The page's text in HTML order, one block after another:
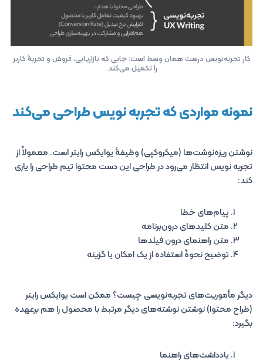
کار تجربه‌نویس درست همان وسط است: جایی که بازاریابی، فروش و تجربۀ کاربر
را تکمیل می‌کند.
نمونه مواردی که تجربه نویس طراحی می‌کند
نوشتن ریزه‌نوشت‌ها (میکروکپی) وظیفۀ یوایکس رایتر است. معمولاً از
تجربه نویس انتظار می‌رود در طراحی این دست محتوا تیم طراحی را یاری
کند:
پیام‌های خطا
متن کلیدهای درون‌برنامه
متن راهنمای درون فیلدها
توضیح نحوۀ استفاده از یک امکان یا گزینه
دیگر مأموریت‌های تجربه‌نویسی چیست؟ ممکن است یوایکس رایتر
(طراح محتوا) نوشتن نوشته‌های دیگر مرتبط با محصول را هم برعهده
بگیرد:
یادداشت‌های راهنما